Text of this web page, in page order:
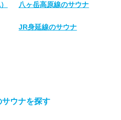
八ヶ岳高原線のサウナ
JR身延線のサウナ
ウナを探す